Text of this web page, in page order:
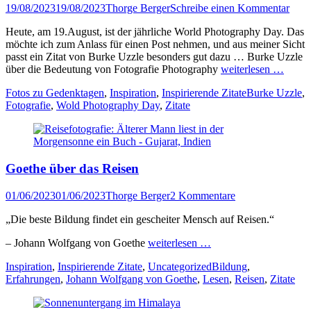
Veröffentlicht
19/08/202319/08/2023Author
Thorge BergerSchreibe einen Kommentar
Heute, am 19.August, ist der jährliche World Photography Day. Das
möchte ich zum Anlass für einen Post nehmen, und aus meiner Sicht
passt ein Zitat von Burke Uzzle besonders gut dazu … Burke Uzzle
über die Bedeutung von Fotografie Photography weiterlesen …
Kategorien
Fotos zu Gedenktagen, Inspiration, Inspirierende ZitateTags
Burke Uzzle,
Fotografie, Wold Photography Day, Zitate
Goethe über das Reisen
Veröffentlicht
01/06/202301/06/2023Author
Thorge Berger2 Kommentare
„Die beste Bildung findet ein gescheiter Mensch auf Reisen.“
– Johann Wolfgang von Goethe weiterlesen …
Kategorien
Inspiration, Inspirierende Zitate, UncategorizedTags
Bildung,
Erfahrungen, Johann Wolfgang von Goethe, Lesen, Reisen, Zitate